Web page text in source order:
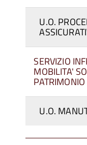
U.O.
SERVIZIO
MOBILITA'
PATRIMONIO
U.O.